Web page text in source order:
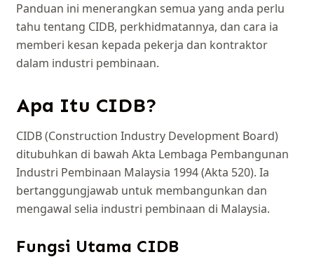
Panduan ini menerangkan semua yang anda perlu
tahu tentang CIDB, perkhidmatannya, dan cara ia
memberi kesan kepada pekerja dan kontraktor
dalam industri pembinaan.
Apa Itu CIDB?
CIDB (Construction Industry Development Board)
ditubuhkan di bawah Akta Lembaga Pembangunan
Industri Pembinaan Malaysia 1994 (Akta 520). Ia
bertanggungjawab untuk membangunkan dan
mengawal selia industri pembinaan di Malaysia.
Fungsi Utama CIDB